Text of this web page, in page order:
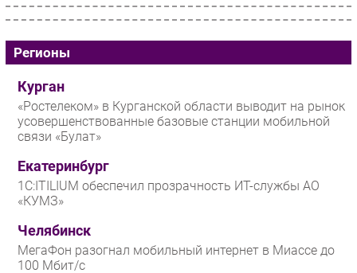
Регионы
Курган
«Ростелеком» в Курганской области выводит на рынок
усовершенствованные базовые станции мобильной
связи «Булат»
Екатеринбург
1С:ITILIUM обеспечил прозрачность ИТ-службы АО
«КУМЗ»
Челябинск
МегаФон разогнал мобильный интернет в Миассе до
100 Мбит/с